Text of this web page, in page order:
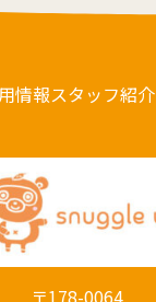
情報スタッフ紹介